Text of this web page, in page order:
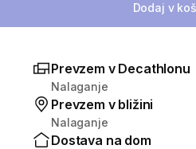
Dodaj v
Prevzem v Decathlonu
Nalaganje
Prevzem v bližini
Nalaganje
Dostava na dom